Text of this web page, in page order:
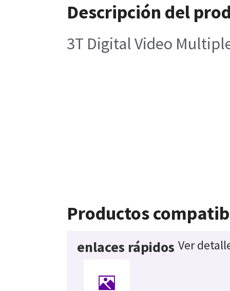
Descripción del
3T Digital Video
Productos
enlaces rápidos Ver